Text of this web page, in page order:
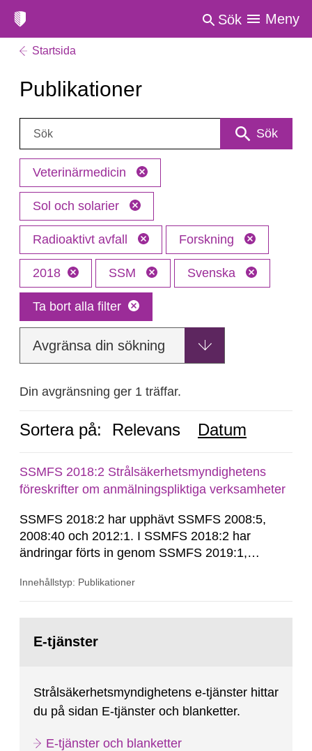
Sök Meny
Startsida
Publikationer
Sök: Sök
Veterinärmedicin
Sol och solarier
Radioaktivt avfall Forskning
2018 SSM Svenska
Ta bort alla filter
Avgränsa din sökning
Din avgränsning ger 1 träffar.
Sortera på: Relevans Datum
SSMFS 2018:2 Strålsäkerhetsmyndighetens
föreskrifter om anmälningspliktiga verksamheter
SSMFS 2018:2 har upphävt SSMFS 2008:5,
2008:40 och 2012:1. I SSMFS 2018:2 har
ändringar förts in genom SSMFS 2019:1,
Innehållstyp: Publikationer
sida:E-tjänster
Strålsäkerhetsmyndighetens e-tjänster hittar
du på sidan E-tjänster och blanketter.
E-tjänster och blanketter